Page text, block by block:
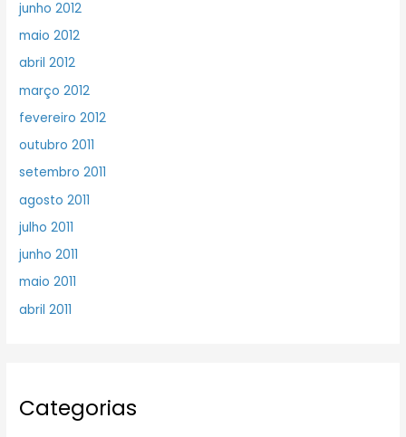
junho 2012
maio 2012
abril 2012
março 2012
fevereiro 2012
outubro 2011
setembro 2011
agosto 2011
julho 2011
junho 2011
maio 2011
abril 2011
Categorias